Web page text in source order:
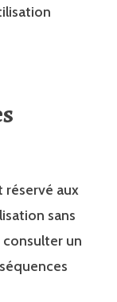
réservé aux
sans
un